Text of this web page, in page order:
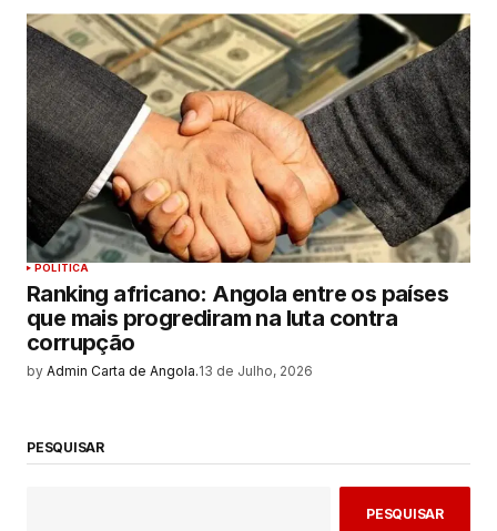
POLITICA
Ranking africano: Angola entre os países
que mais progrediram na luta contra
corrupção
by Admin Carta de Angola.13 de Julho, 2026
PESQUISAR
PESQUISAR